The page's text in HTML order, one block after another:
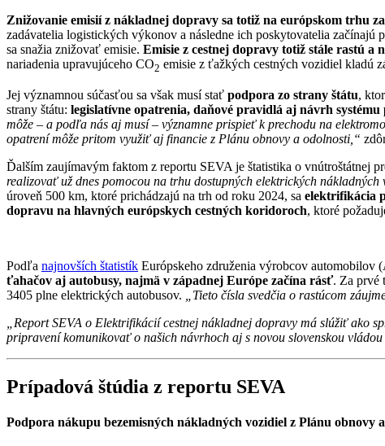
Znižovanie emisií z nákladnej dopravy sa totiž na európskom trhu
zadávatelia logistických výkonov a následne ich poskytovatelia
sa snažia znižovať emisie. Emisie z cestnej dopravy totiž stále rastú
nariadenia upravujúceho CO2 emisie z ťažkých cestných vozidiel kladú
Jej významnou súčasťou sa však musí stať podpora zo strany štátu,
strany štátu: legislatívne opatrenia, daňové pravidlá aj návrh
môže – a podľa nás aj musí – významne prispieť k prechodu na
opatrení môže pritom využiť aj financie z Plánu obnovy a odolnosti,“
Ďalším zaujímavým faktom z reportu SEVA je štatistika o vnútroštátnej
realizovať už dnes pomocou na trhu dostupných elektrických
úroveň 500 km, ktoré prichádzajú na trh od roku 2024, sa elektrifikácia
dopravu na hlavných európskych cestných koridoroch, ktoré
Podľa najnovších štatistík Európskeho združenia výrobcov automobilov
ťahačov aj autobusy, najmä v západnej Európe začína rásť. Za prvé
3405 plne elektrických autobusov. „Tieto čísla svedčia o rastúcom
„Report SEVA o Elektrifikácií cestnej nákladnej dopravy má slúžiť ako
pripravení komunikovať o našich návrhoch aj s novou slovenskou
Prípadová štúdia z reportu SEVA
Podpora nákupu bezemisných nákladných vozidiel z Plánu obnovy